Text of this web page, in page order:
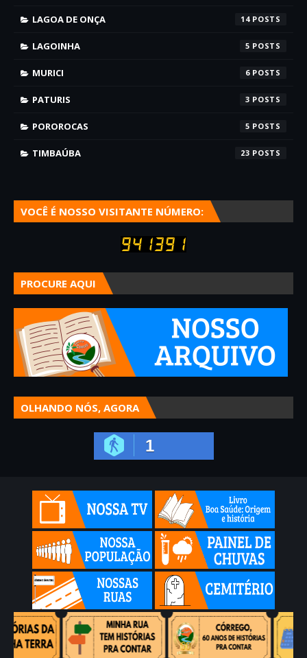
LAGOA DE ONÇA 14
LAGOINHA 5
MURICI 6
PATURIS 3
POROROCAS 5
TIMBAÚBA 23
VOCÊ É NOSSO VISITANTE NÚMERO:
PROCURE AQUI
OLHANDO NÓS, AGORA
1